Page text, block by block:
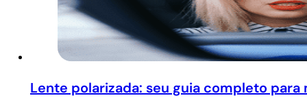
Lente polarizada: seu guia completo